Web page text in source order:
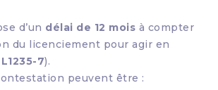
d’un délai de 12 mois à compter
du licenciement pour agir en
7).
peuvent être :